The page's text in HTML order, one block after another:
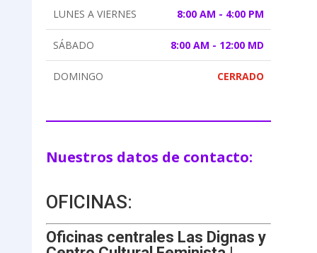
LUNES A VIERNES 8:00 AM - 4:00 PM
SÁBADO 8:00 AM - 12:00 MD
DOMINGO CERRADO
Nuestros datos de contacto:
OFICINAS:
Oficinas centrales Las Dignas y